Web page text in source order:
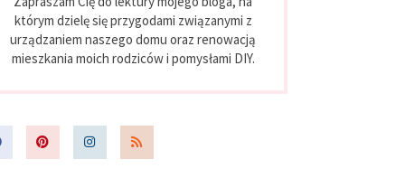
którym dzielę się przygodami związanymi z
urządzaniem naszego domu oraz renowacją
mieszkania moich rodziców i pomysłami DIY.